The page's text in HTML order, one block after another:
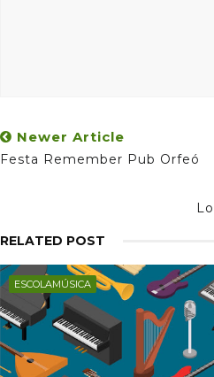
Newer Article
Festa Remember Pub Orfeó
RELATED POST
ESCOLAMÚSICA